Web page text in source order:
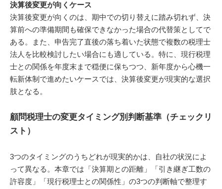
決算後変更が向くケース
決算後変更が向くのは、期中での切り替えに踏み切れず、決
算前への準備期間も確保できなかった場合の代替策としてで
ある。また、申告完了直後の落ち着いた状態で複数の税理士
法人を比較検討したい場合にも適している。特に、現行税理
士との関係を年度末まで穏便に保ちつつ、新年度から心機一
転新体制で進めたいケースでは、決算後変更が現実的な選択
肢となる。
顧問税理士の変更タイミング別判断基準（チェックリ
スト）
3つのタイミングのうちどれが現実的かは、自社の状況によ
って異なる。本章では「決算期との距離」「引き継ぎ工数の
許容度」「現行税理士との関係性」の3つの判断軸で整理す